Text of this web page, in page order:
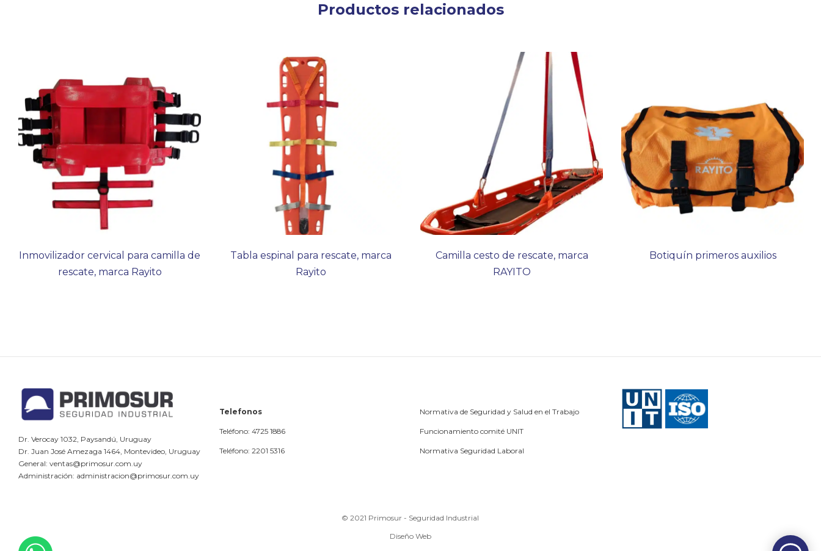
Productos relacionados
Inmovilizador cervical para camilla de
rescate, marca Rayito
Tabla espinal para rescate, marca
Rayito
Camilla cesto de rescate, marca
RAYITO
Botiquín primeros auxilios
Dr. Verocay 1032, Paysandú, Uruguay
Dr. Juan José Amezaga 1464, Montevideo, Uruguay
General: ventas@primosur.com.uy
Administración: administracion@primosur.com.uy
Telefonos
Teléfono: 4725 1886
Teléfono: 2201 5316
Normativa de Seguridad y Salud en el Trabajo
Funcionamiento comité UNIT
Normativa Seguridad Laboral
© 2021 Primosur - Seguridad Industrial
Diseño Web